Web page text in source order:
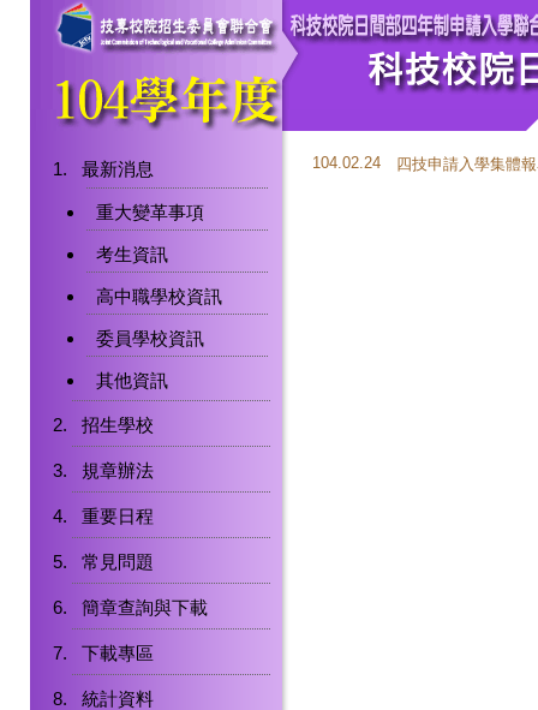
最新消息
重大變革事項
考生資訊
高中職學校資訊
委員學校資訊
其他資訊
招生學校
規章辦法
重要日程
常見問題
簡章查詢與下載
下載專區
統計資料
104.02.24 四技申請入學集體